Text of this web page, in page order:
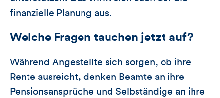
finanzielle Planung aus.
Welche Fragen tauchen jetzt auf?
Während Angestellte sich sorgen, ob ihre
Rente ausreicht, denken Beamte an ihre
Pensionsansprüche und Selbständige an ihre